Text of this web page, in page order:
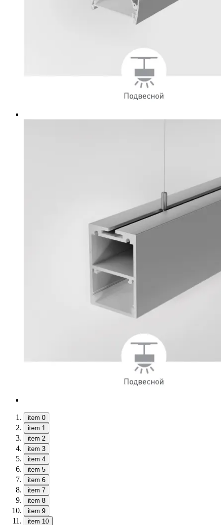
item 0
item 1
item 2
item 3
item 4
item 5
item 6
item 7
item 8
item 9
item 10